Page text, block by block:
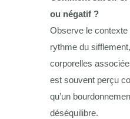
ou négatif ?
Observe le contexte
rythme du
corporelles
est souvent perçu
qu’un
déséquilibre.